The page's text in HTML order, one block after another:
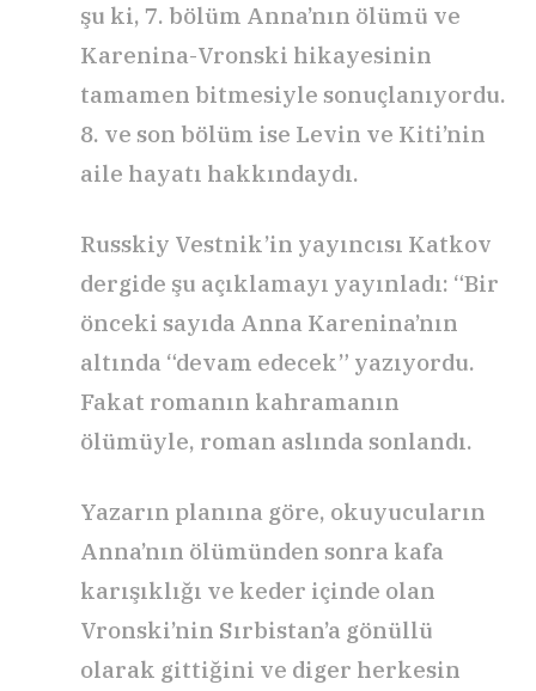
şu ki, 7. bölüm Anna’nın ölümü ve
Karenina-Vronski hikayesinin
tamamen bitmesiyle sonuçlanıyordu.
8. ve son bölüm ise Levin ve Kiti’nin
aile hayatı hakkındaydı.
Russkiy Vestnik’in yayıncısı Katkov
dergide şu açıklamayı yayınladı: “Bir
önceki sayıda Anna Karenina’nın
altında “devam edecek” yazıyordu.
Fakat romanın kahramanın
ölümüyle, roman aslında sonlandı.
Yazarın planına göre, okuyucuların
Anna’nın ölümünden sonra kafa
karışıklığı ve keder içinde olan
Vronski’nin Sırbistan’a gönüllü
olarak gittiğini ve diger herkesin